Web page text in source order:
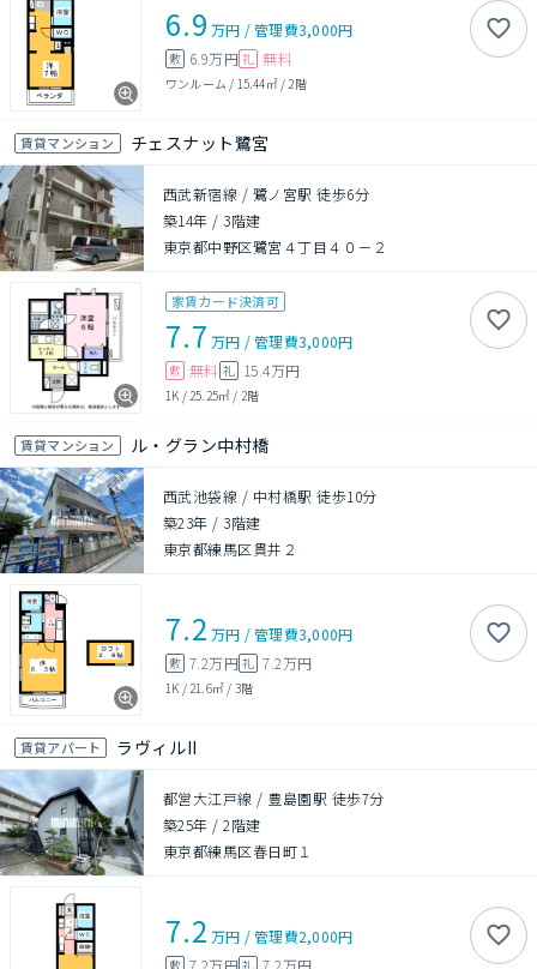
6.9 万円 /管理費3,000円
敷 6.9万円 礼 無料
ワンルーム / 15.44㎡/ 2階
賃貸マンション チェスナット鷺宮
西武新宿線 / 鷺ノ宮駅 徒歩6分
築14年 / 3階建
東京都中野区鷺宮４丁目４０－２
家賃カード決済可
7.7 万円 /管理費3,000円
敷 無料 礼 15.4万円
1K /25.25㎡ / 2階
賃貸マンション ル・グラン中村橋
西武池袋線 / 中村橋駅 徒歩10分
築23年 / 3階建
東京都練馬区貫井２
7.2 万円 /管理費3,000円
敷 7.2万円礼 7.2万円
1K / 21.6㎡ / 3階
賃貸アパート ラヴィルII
都営大江戸線 / 豊島園駅 徒歩7分
築25年 /2階建
東京都練馬区春日町１
7.2 万円 /管理費2,000円
敷 7.2万円礼 7.2万円